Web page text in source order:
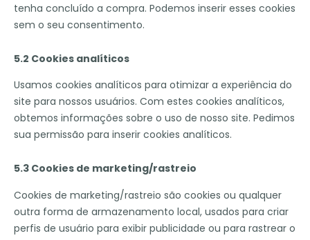
tenha concluído a compra. Podemos inserir esses cookies
sem o seu consentimento.
5.2 Cookies analíticos
Usamos cookies analíticos para otimizar a experiência do
site para nossos usuários. Com estes cookies analíticos,
obtemos informações sobre o uso de nosso site. Pedimos
sua permissão para inserir cookies analíticos.
5.3 Cookies de marketing/rastreio
Cookies de marketing/rastreio são cookies ou qualquer
outra forma de armazenamento local, usados para criar
perfis de usuário para exibir publicidade ou para rastrear o